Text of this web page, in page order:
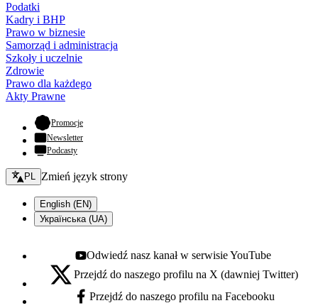
Podatki
Kadry i BHP
Prawo w biznesie
Samorząd i administracja
Szkoły i uczelnie
Zdrowie
Prawo dla każdego
Akty Prawne
Promocje- otwiera się w nowej karcie
Newsletter
Podcasty
Zmień język - bieżący:
PL Zmień język strony
English (EN)
Українська (UA)
Youtube - otwiera się w nowej karcie
Odwiedź nasz kanał w serwisie YouTube
X - otwiera się w nowej karcie
Przejdź do naszego profilu na X (dawniej Twitter)
Facebook - otwiera się w nowej karcie
Przejdź do naszego profilu na Facebooku